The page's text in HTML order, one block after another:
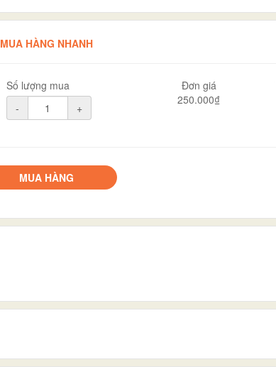
MUA HÀNG NHANH
Số lượng mua
-
+
Đơn giá
250.000₫
MUA HÀNG